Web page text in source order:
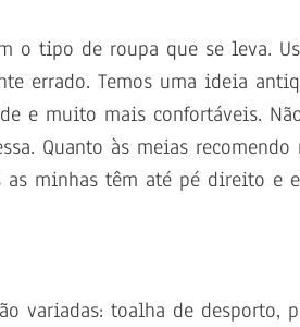
o tipo de roupa que se leva.
errado. Temos uma ideia
e muito mais confortáveis.
Quanto às meias
as minhas têm até pé direito e
variadas: toalha de desporto,